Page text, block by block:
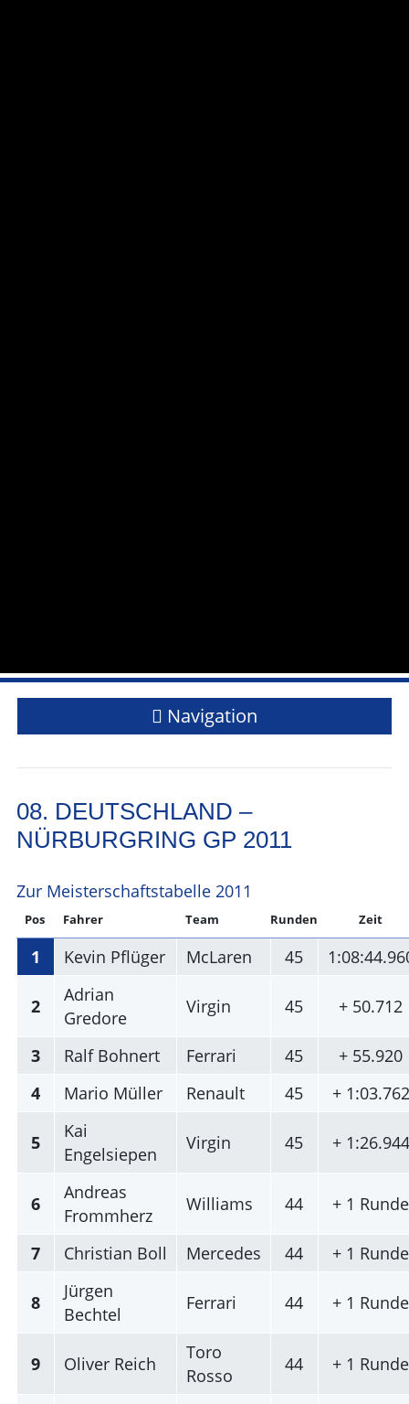
Navigation
08. DEUTSCHLAND –
NÜRBURGRING GP 2011
Zur Meisterschaftstabelle 2011
Pos Fahrer Team Runden Zeit
1 Kevin Pflüger McLaren 45
2
Adrian
Gredore
Virgin 45 + 50.712
3 Ralf Bohnert Ferrari 45
+ 55.920
4
Mario Müller Renault 45 + 1:03.762
5
Kai
Engelsiepen
Virgin 45 + 1:26.944
6
Andreas
Frommherz
Williams 44 + 1 Runde
7 Christian Boll Mercedes 44 + 1 Runde
8
Jürgen
Bechtel
Ferrari 44 + 1 Runde
9 Oliver Reich
Toro
Rosso
44 + 1 Runde